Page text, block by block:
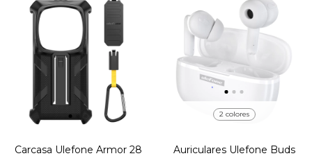
Carcasa Ulefone Armor 28
2 colores
Auriculares Ulefone Buds